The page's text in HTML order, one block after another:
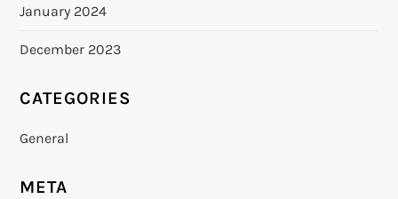
January 2024
December 2023
CATEGORIES
General
META